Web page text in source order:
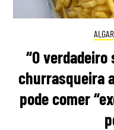
“O
churrasqueira
pode comer